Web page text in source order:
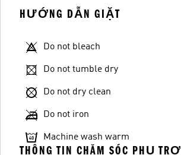
HƯỚNG DẪN GIẶT
Do not bleach
Do not tumble dry
Do not dry clean
Do not iron
Machine wash warm
THÔNG TIN CHĂM SÓC PHỤ TRỢ